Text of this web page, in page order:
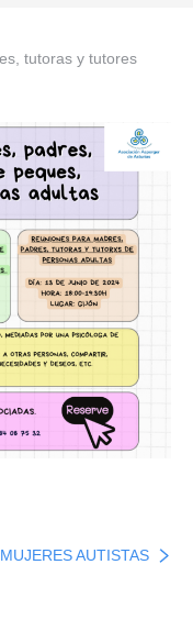
tutoras y tutores
AUTISTAS